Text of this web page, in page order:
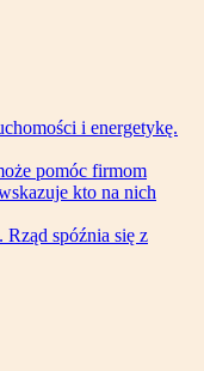
i energetykę.
pomóc firmom
kto na nich
spóźnia się z